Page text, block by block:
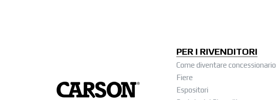
PER I RIVENDITORI
Come diventare concessionario
Fiere
Espositori